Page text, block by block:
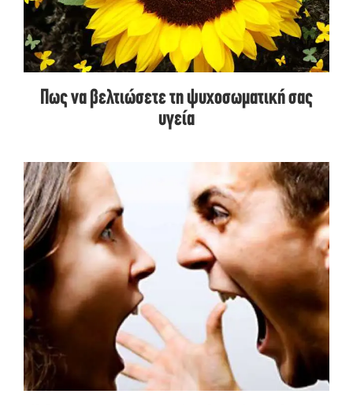
Πως να βελτιώσετε τη ψυχοσωματική σας
υγεία